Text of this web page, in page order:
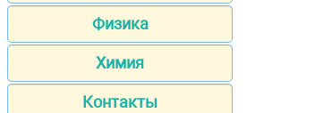
Физика
Химия
Контакты